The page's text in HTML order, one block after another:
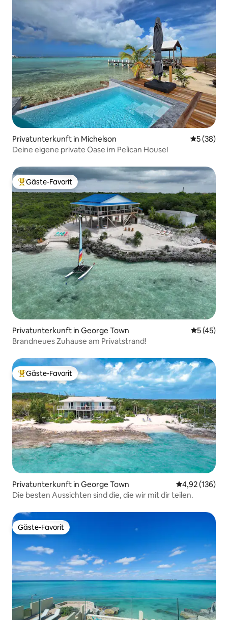
Privatunterkunft in Michelson
5 (38)
Deine eigene private Oase im Pelican House!
Beliebter Gäste-Favorit.
Gäste-Favorit
Privatunterkunft in George Town
5 (45)
Brandneues Zuhause am Privatstrand!
Beliebter Gäste-Favorit.
Gäste-Favorit
Privatunterkunft in George Town
4,92 (136)
Die besten Aussichten sind die, die wir mit dir teilen.
Gäste-Favorit
Gäste-Favorit